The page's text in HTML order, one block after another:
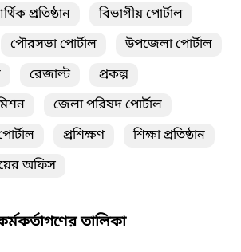
প্রতিষ্ঠান
বিভাগীয় পোর্টাল
পৌরসভা পোর্টাল
উপজেলা পোর্টাল
রেজাল্ট
প্রকল্প
জেলা পরিষদ পোর্টাল
প্রশিক্ষণ
শিক্ষা প্রতিষ্ঠান
অফিস
তালিকা